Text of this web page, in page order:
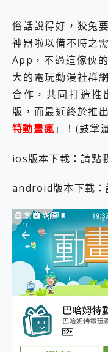
俗話說得好，狡兔
神器啦以備不時之
App，不過這傢伙
大的電玩動漫社群
合作，共同打造推
版，而最近終於推
特動畫瘋」！(鼓掌
ios版本下載：請點
android版本下載：